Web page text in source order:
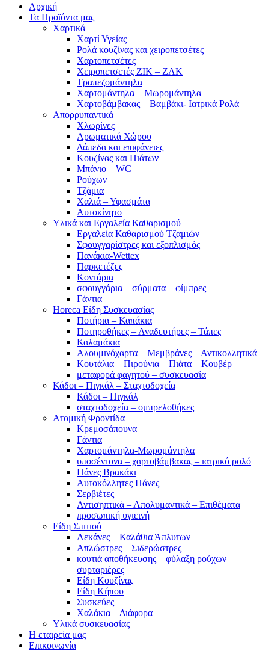
Αρχική
Τα Προϊόντα μας
Χαρτικά
Χαρτί Υγείας
Ρολά κουζίνας και χειροπετσέτες
Χαρτοπετσέτες
Χειροπετσετές ΖΙΚ – ΖΑΚ
Τραπεζομάντηλα
Χαρτομάντηλα – Μωρομάντηλα
Χαρτοβάμβακας – Βαμβάκι- Ιατρικά Ρολά
Απορρυπαντικά
Χλωρίνες
Αρωματικά Χώρου
Δάπεδα και επιφάνειες
Κουζίνας και Πιάτων
Μπάνιο – WC
Ρούχων
Τζάμια
Χαλιά – Υφασμάτα
Αυτοκίνητο
Υλικά και Εργαλεία Καθαρισμού
Εργαλεία Καθαρισμού Τζαμιών
Σφουγγαρίστρες και εξοπλισμός
Πανάκια-Wettex
Παρκετέζες
Κοντάρια
σφουγγάρια – σύρματα – φίμπρες
Γάντια
Horeca Είδη Συσκευασίας
Ποτήρια – Καπάκια
Ποτηροθήκες – Αναδευτήρες – Τάπες
Καλαμάκια
Αλουμινόχαρτα – Μεμβράνες – Αντικολλητικά
Κουτάλια – Πιρούνια – Πιάτα – Κουβέρ
μεταφορά φαγητού – συσκευασία
Κάδοι – Πιγκάλ – Σταχτοδοχεία
Κάδοι – Πιγκάλ
σταχτοδοχεία – ομπρελοθήκες
Ατομική Φροντίδα
Κρεμοσάπουνα
Γάντια
Χαρτομάντηλα-Μωρομάντηλα
υποσέντονα – χαρτοβάμβακας – ιατρικό ρολό
Πάνες Βρακάκι
Αυτοκόλλητες Πάνες
Σερβιέτες
Αντισηπτικά – Απολυμαντικά – Επιθέματα
προσωπική υγιεινή
Είδη Σπιτιού
Λεκάνες – Καλάθια Άπλυτων
Απλώστρες – Σιδερώστρες
κουτιά αποθήκευσης – φύλαξη ρούχων –
συρταριέρες
Είδη Κουζίνας
Είδη Κήπου
Συσκεύες
Χαλάκια – Διάφορα
Yλικά συσκευασίας
Η εταιρεία μας
Επικοινωνία